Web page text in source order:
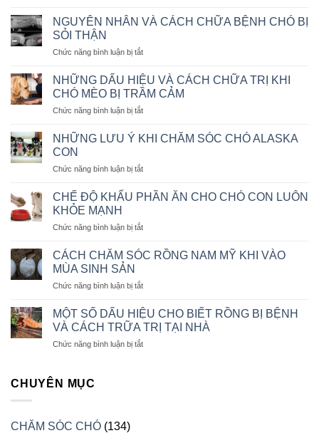
MÁY
CÁCH
CHÓ
IM
THEO
LỆNH
NGUYÊN NHÂN VÀ CÁCH CHỮA BỆNH CHÓ BỊ
SỎI THẬN
Chức năng bình luận bị tắtở
NHÂN
VÀ
CÁCH
CHỮA
CHÓ
THẬN
NHỮNG DẤU HIỆU VÀ CÁCH CHỮA TRỊ KHI
CHÓ MÈO BỊ TRẦM CẢM
Chức năng bình luận bị tắtở
DẤU
CÁCH
TRỊ
MÈO
TRẦM
NHỮNG LƯU Ý KHI CHĂM SÓC CHÓ ALASKA
CON
Chức năng bình luận bị tắtở
LƯU
CHĂM
CHÓ
CHẾ ĐỘ KHẨU PHẦN ĂN CHO CHÓ CON LUÔN
KHỎE MẠNH
Chức năng bình luận bị tắtở
ĐỘ
ĂN
CHÓ
CON
LUÔN
KHỎE
CÁCH CHĂM SÓC RỒNG NAM MỸ KHI VÀO
MÙA SINH SẢN
Chức năng bình luận bị tắtở
CHĂM
SÓC
RỒNG
NAM
MỘT SỐ DẤU HIỆU CHO BIẾT RỒNG BỊ BỆNH
VÀ CÁCH TRỮA TRỊ TẠI NHÀ
Chức năng bình luận bị tắtở
CHUYÊN MỤC
CHĂM SÓC CHÓ (134)